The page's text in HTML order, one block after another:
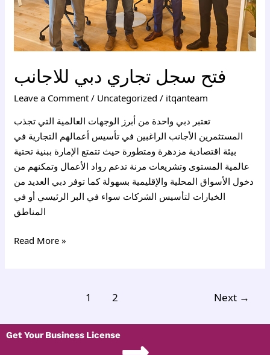
فتح سجل تجاري دبي للاجانب
Leave a Comment / Uncategorized / itqanteam
تعتبر دبي واحدة من أبرز الوجهات العالمية التي تجذب
المستثمرين الأجانب الراغبين في تأسيس أعمالهم التجارية في
بيئة اقتصادية مزدهرة ومتطورة حيث تتمتع الإمارة ببنية تحتية
عالمية المستوى وتشريعات مرنة تدعم رواد الأعمال وتمكنهم من
دخول الأسواق المحلية والإقليمية بسهولة كما توفر دبي العديد من
الخيارات لتأسيس الشركات سواء في البر الرئيسي أو في
المناطق
Read More »
1 2 Next →
Get Your Business License